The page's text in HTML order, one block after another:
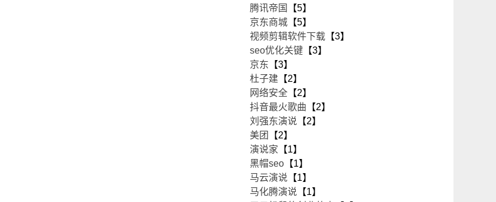
腾讯帝国
【5】
京东商城 【5】
视频剪辑软件下载 【3】
seo优化关键 【3】
京东 【3】
杜子建 【2】
网络安全 【2】
抖音最火歌曲 【2】
刘强东演说 【2】
美团
【2】
演说家 【1】
黑帽seo 【1】
马云演说 【1】
马化腾演说 【1】